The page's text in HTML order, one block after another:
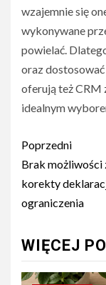
wzajemnie się
wykonywane
powielać.
oraz
oferują też CRM
idealnym
wpisu
Poprzedni
Brak możliwości
korekty
ograniczenia
WIĘCEJ